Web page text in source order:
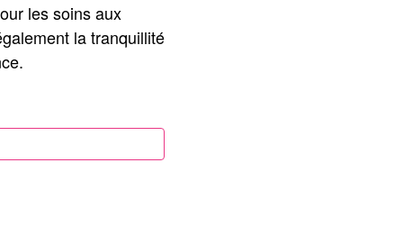
les soins aux
la tranquillité